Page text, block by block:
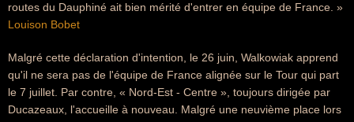
routes du Dauphiné ait bien mérité d'entrer en équipe de France. » 
Louison Bobet
Malgré cette déclaration d'intention, le 26 juin, Walkowiak apprend
qu'il ne sera pas de l'équipe de France alignée sur le Tour qui part
le 7 juillet. Par contre, « Nord-Est - Centre », toujours dirigée par
Ducazeaux, l'accueille à nouveau. Malgré une neuvième place lors